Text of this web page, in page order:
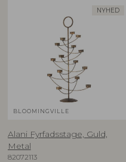
NYHED
BLOOMINGVILLE
Alani Fyrfadsstage, Guld,
Metal
82072113